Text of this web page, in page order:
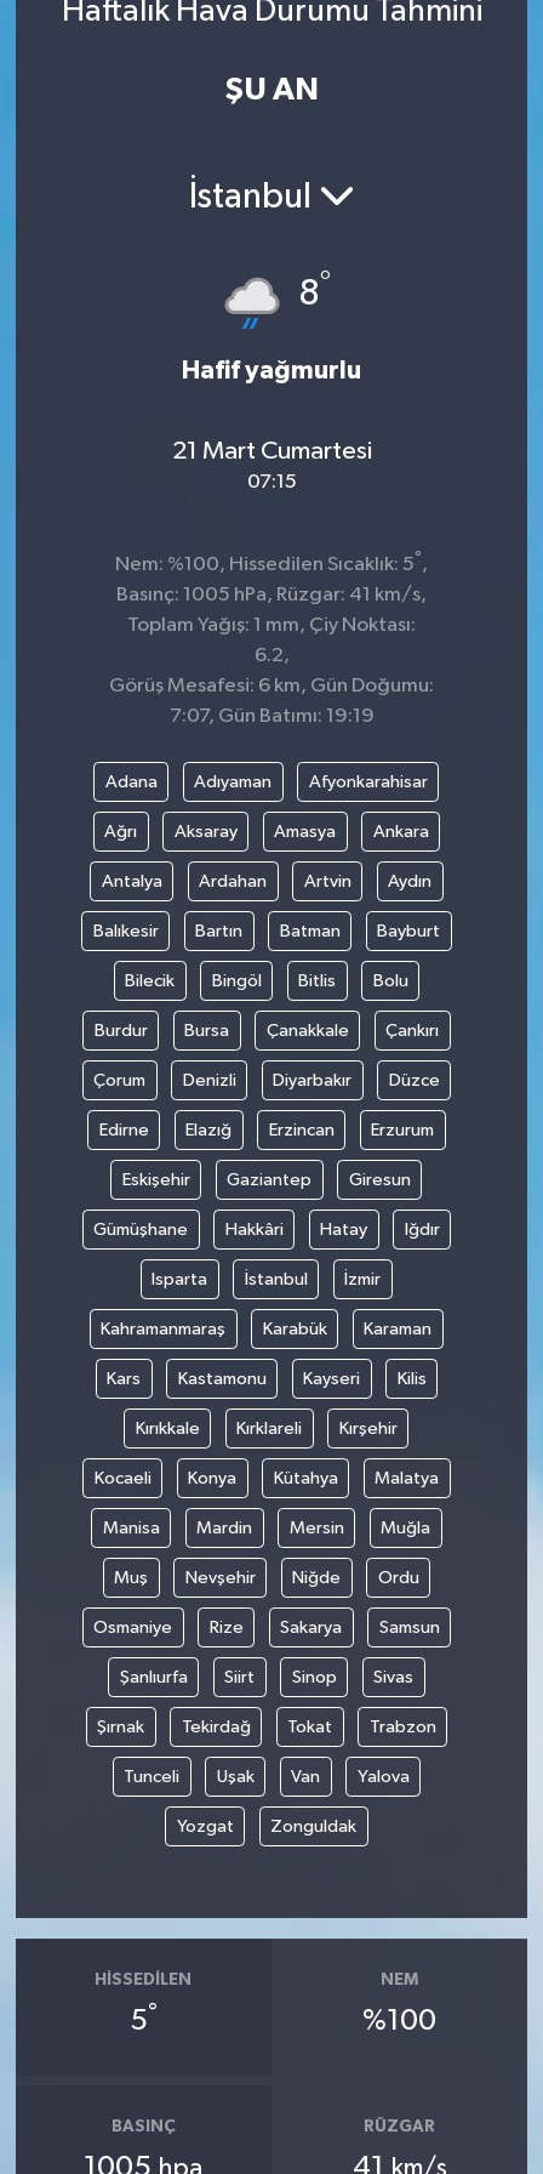
Haftalık Hava Durumu Tahmini
ŞU AN
İstanbul
8°
Hafif yağmurlu
21 Mart Cumartesi
07:15
Nem: %100, Hissedilen Sıcaklık: 5° ,
Basınç: 1005 hPa, Rüzgar: 41 km/s,
Toplam Yağış: 1 mm, Çiy Noktası:
6.2,
Görüş Mesafesi: 6 km, Gün Doğumu:
7:07, Gün Batımı: 19:19
Adana Adıyaman Afyonkarahisar
Ağrı Aksaray Amasya Ankara
Antalya Ardahan Artvin Aydın
Balıkesir Bartın Batman Bayburt
Bilecik Bingöl Bitlis Bolu
Burdur Bursa Çanakkale Çankırı
Çorum Denizli Diyarbakır Düzce
Edirne Elazığ Erzincan Erzurum
Eskişehir Gaziantep Giresun
Gümüşhane Hakkâri Hatay Iğdır
Isparta İstanbul İzmir
Kahramanmaraş Karabük Karaman
Kars Kastamonu Kayseri Kilis
Kırıkkale Kırklareli Kırşehir
Kocaeli Konya Kütahya Malatya
Manisa Mardin Mersin Muğla
Muş Nevşehir Niğde Ordu
Osmaniye Rize Sakarya Samsun
Şanlıurfa Siirt Sinop Sivas
Şırnak Tekirdağ Tokat Trabzon
Tunceli Uşak Van Yalova
Yozgat Zonguldak
HISSEDILEN
5°
NEM
%100
BASINÇ RÜZGAR